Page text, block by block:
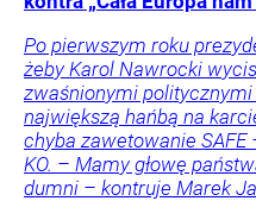
Po pierwszym roku
żeby Karol Nawrocki
zwaśnionymi
największą hańbą na
chyba zawetowanie
KO. – Mamy głowę
dumni – kontruje Marek